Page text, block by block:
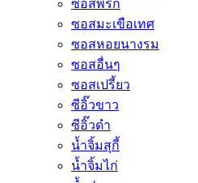
ซอสพริก
ซอสมะเขือเทศ
ซอสหอยนางรม
ซอสอื่นๆ
ซอสเปรี้ยว
ซีอิ๊วขาว
ซีอิ๊วดำ
น้ำจิ้มสุกี้
น้ำจิ้มไก่